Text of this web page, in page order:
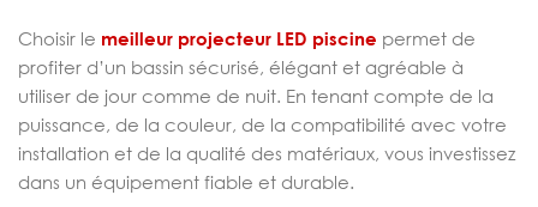
Choisir le meilleur projecteur LED piscine permet de
profiter d’un bassin sécurisé, élégant et agréable à
utiliser de jour comme de nuit. En tenant compte de la
puissance, de la couleur, de la compatibilité avec votre
installation et de la qualité des matériaux, vous investissez
dans un équipement fiable et durable.